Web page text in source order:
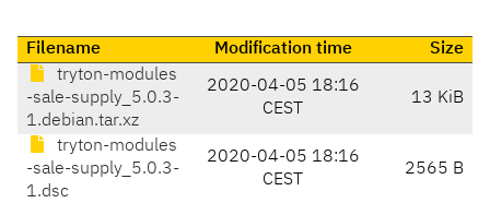
Filename Modification time
Size
tryton-modules
-sale-supply_5.0.3-
1.debian.tar.xz
2020-04-05 18:16
CEST
13 KiB
tryton-modules
-sale-supply_5.0.3-
1.dsc
2020-04-05 18:16
CEST
2565 B